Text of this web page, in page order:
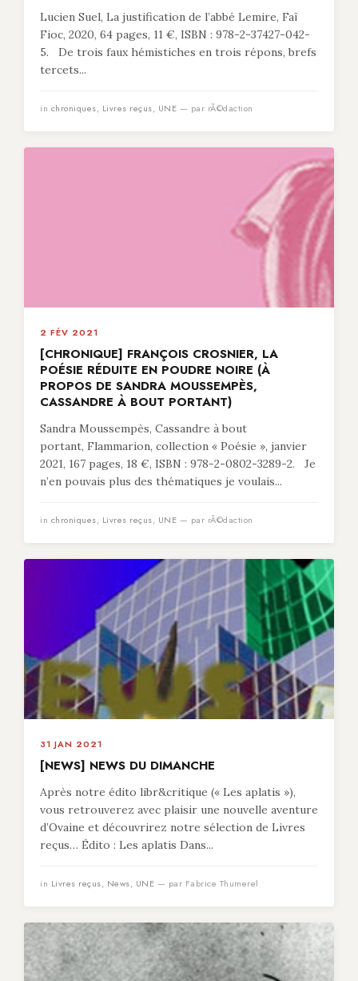
Lucien Suel, La justification de l’abbé Lemire, Faï
Fioc, 2020, 64 pages, 11 €, ISBN : 978-2-37427-042-
5. De trois faux hémistiches en trois répons, brefs
tercets...
in chroniques, Livres reçus, UNE — par rÃ©daction
2 FÉV 2021
[CHRONIQUE] FRANÇOIS CROSNIER, LA
POÉSIE RÉDUITE EN POUDRE NOIRE (À
PROPOS DE SANDRA MOUSSEMPÈS,
CASSANDRE À BOUT PORTANT)
Sandra Moussempès, Cassandre à bout
portant, Flammarion, collection « Poésie », janvier
2021, 167 pages, 18 €, ISBN : 978-2-0802-3289-2. Je
n’en pouvais plus des thématiques je voulais...
in chroniques, Livres reçus, UNE — par rÃ©daction
31 JAN 2021
[NEWS] NEWS DU DIMANCHE
Après notre édito libr&critique (« Les aplatis »),
vous retrouverez avec plaisir une nouvelle aventure
d’Ovaine et découvrirez notre sélection de Livres
reçus… Édito : Les aplatis Dans...
in Livres reçus, News, UNE — par Fabrice Thumerel